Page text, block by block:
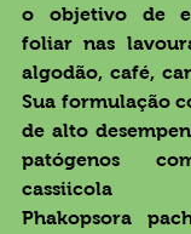
o objetivo de
foliar nas
algodão, café,
Sua formulação
de alto
patógenos
cassiicola
Phakopsora